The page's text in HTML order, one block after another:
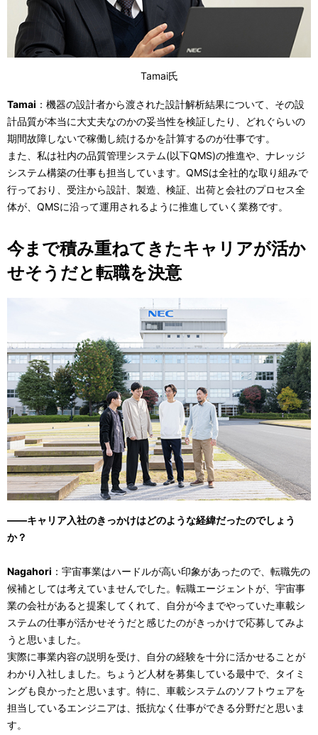
Tamai氏
Tamai ：機器の設計者から渡された設計解析結果について、その設
計品質が本当に大丈夫なのかの妥当性を検証したり、どれぐらいの
期間故障しないで稼働し続けるかを計算するのが仕事です。
また、私は社内の品質管理システム(以下QMS)の推進や、ナレッジ
システム構築の仕事も担当しています。QMSは全社的な取り組みで
行っており、受注から設計、製造、検証、出荷と会社のプロセス全
体が、QMSに沿って運用されるように推進していく業務です。
今まで積み重ねてきたキャリアが活か
せそうだと転職を決意
――キャリア入社のきっかけはどのような経緯だったのでしょう
か？
Nagahori ：宇宙事業はハードルが高い印象があったので、転職先の
候補としては考えていませんでした。転職エージェントが、宇宙事
業の会社があると提案してくれて、自分が今までやっていた車載シ
ステムの仕事が活かせそうだと感じたのがきっかけで応募してみよ
うと思いました。
実際に事業内容の説明を受け、自分の経験を十分に活かせることが
わかり入社しました。ちょうど人材を募集している最中で、タイミ
ングも良かったと思います。特に、車載システムのソフトウェアを
担当しているエンジニアは、抵抗なく仕事ができる分野だと思いま
す。